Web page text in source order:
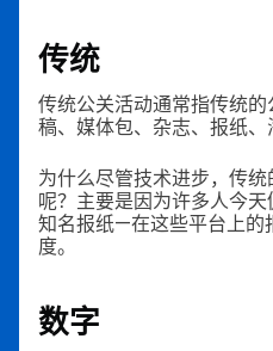
传统
传统公关活动通常指传统
稿、媒体包、杂志、报纸、
为什么尽管技术进步，传
呢？主要是因为许多人今
知名报纸—在这些平台上的
度。
数字